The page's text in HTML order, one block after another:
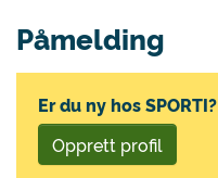
Påmelding
Er du ny hos SPORTI?
Opprett profil